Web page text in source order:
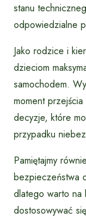
stanu
odpowiedzialne
Jako rodzice i
dzieciom
samochodem.
moment
decyzje, które
przypadku
Pamiętajmy
bezpieczeństwa
dlatego warto na
dostosowywać